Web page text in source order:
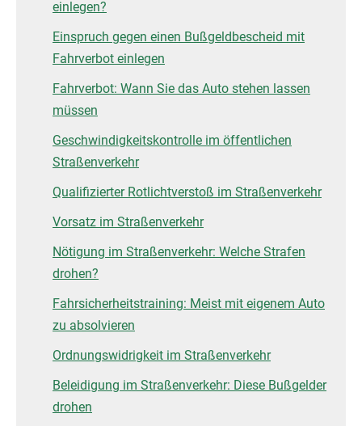
einlegen?
Einspruch gegen einen Bußgeldbescheid mit
Fahrverbot einlegen
Fahrverbot: Wann Sie das Auto stehen lassen
müssen
Geschwindigkeitskontrolle im öffentlichen
Straßenverkehr
Qualifizierter Rotlichtverstoß im Straßenverkehr
Vorsatz im Straßenverkehr
Nötigung im Straßenverkehr: Welche Strafen
drohen?
Fahrsicherheitstraining: Meist mit eigenem Auto
zu absolvieren
Ordnungswidrigkeit im Straßenverkehr
Beleidigung im Straßenverkehr: Diese Bußgelder
drohen